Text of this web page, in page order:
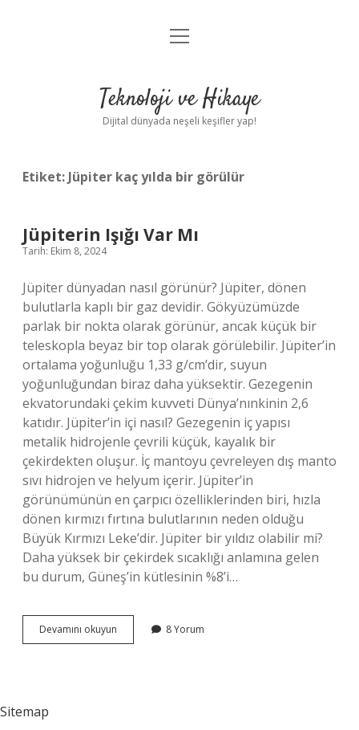
Anasayfa
Yasal Uyarı
menüyü
Teknoloji ve Hikaye
Dijital dünyada neşeli keşifler yap!
Etiket: Jüpiter kaç yılda bir görülür
Jüpiterin Işığı Var Mı
Tarih: Ekim 8, 2024
Jüpiter dünyadan nasıl görünür? Jüpiter, dönen
bulutlarla kaplı bir gaz devidir. Gökyüzümüzde
parlak bir nokta olarak görünür, ancak küçük bir
teleskopla beyaz bir top olarak görülebilir. Jüpiter’in
ortalama yoğunluğu 1,33 g/cm’dir, suyun
yoğunluğundan biraz daha yüksektir. Gezegenin
ekvatorundaki çekim kuvveti Dünya’nınkinin 2,6
katıdır. Jüpiter’in içi nasıl? Gezegenin iç yapısı
metalik hidrojenle çevrili küçük, kayalık bir
çekirdekten oluşur. İç mantoyu çevreleyen dış manto
sıvı hidrojen ve helyum içerir. Jüpiter’in
görünümünün en çarpıcı özelliklerinden biri, hızla
dönen kırmızı fırtına bulutlarının neden olduğu
Büyük Kırmızı Leke’dir. Jüpiter bir yıldız olabilir mi?
Daha yüksek bir çekirdek sıcaklığı anlamına gelen
bu durum, Güneş’in kütlesinin %8’i…
Devamını okuyun Jüpiterin
Işığı
8 Yorum
Sitemap